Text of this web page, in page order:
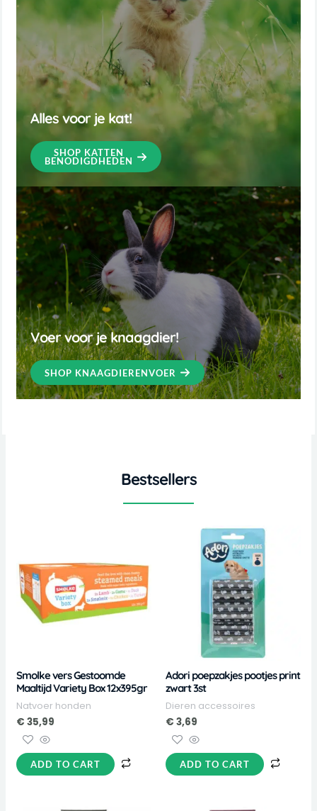
Alles voor je kat!
SHOP KATTEN
BENODIGDHEDEN
Voer voor je knaagdier!​
SHOP KNAAGDIERENVOER
Bestsellers
Smolke vers Gestoomde
Maaltijd Variety Box 12x395gr
Natvoer honden
€ 35,99
ADD TO CART
Adori poepzakjes pootjes print
zwart 3st
Dieren accessoires
€ 3,69
ADD TO CART